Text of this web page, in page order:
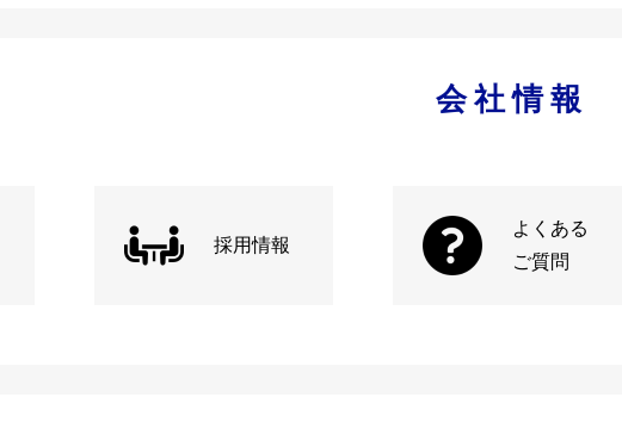
会社情報
採用情報
よくある
ご質問